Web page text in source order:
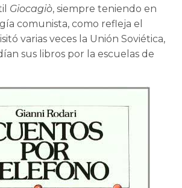
Giocagiò, siempre teniendo en
comunista, como refleja el
varias veces la Unión Soviética,
sus libros por la escuelas de